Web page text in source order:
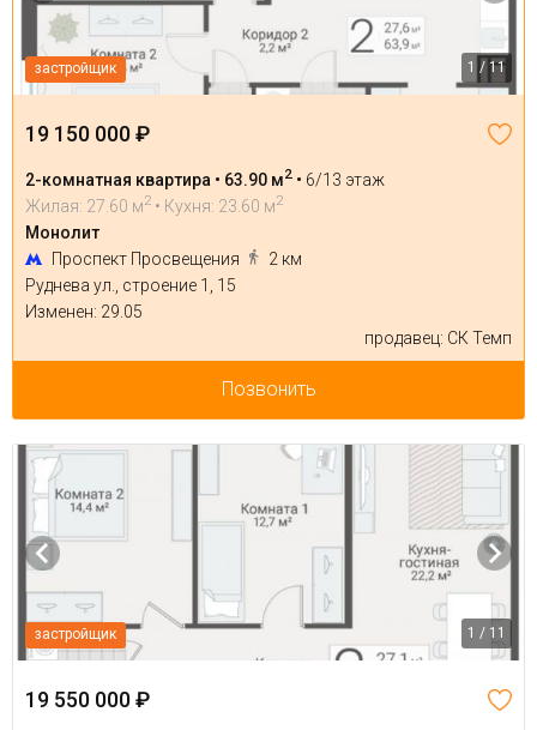
застройщик 1 / 11
19 150 000 ₽
2-комнатная квартира • 63.90 м2 • 6/13 этаж
Жилая: 27.60 м2 • Кухня: 23.60 м2
Монолит
Проспект Просвещения
2 км
Руднева ул., строение 1, 15
Изменен: 29.05
продавец: СК Темп
Позвонить
застройщик 1 / 11
19 550 000 ₽